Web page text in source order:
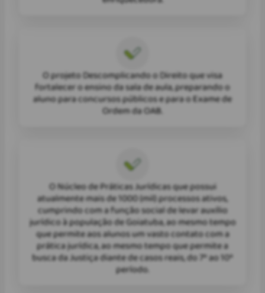
O projeto Descomplicando o Direito que visa
fortalecer o ensino da sala de aula, preparando o
aluno para concursos públicos e para o Exame de
Ordem da OAB.
O Núcleo de Práticas Jurídicas que possui
atualmente mais de 1000 (mil) processos ativos,
cumprindo com a função social de levar auxílio
jurídico à população de Goiatuba, ao mesmo tempo
que permite aos alunos um vasto contato com a
prática jurídica, ao mesmo tempo que permite a
busca da Justiça diante de casos reais, do 7º ao 10º
período.